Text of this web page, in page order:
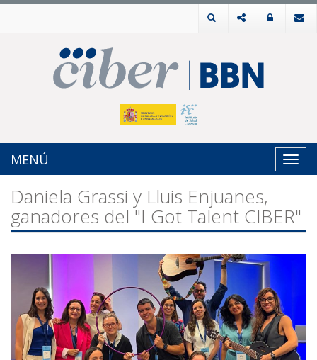
MENÚ
Daniela Grassi y Lluis Enjuanes,
ganadores del "I Got Talent CIBER"